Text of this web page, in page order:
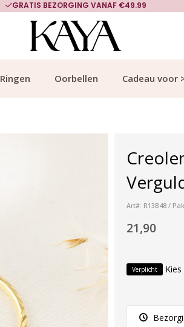
GRATIS BEZORGING VANAF €49.99
Ringen Oorbellen Cadeau voor
Art#: R13B48 /
21,90
Verplicht